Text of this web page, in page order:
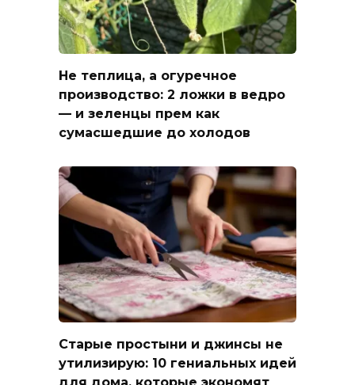
Не теплица, а огуречное
производство: 2 ложки в ведро
— и зеленцы прем как
сумасшедшие до холодов
Старые простыни и джинсы не
утилизирую: 10 гениальных идей